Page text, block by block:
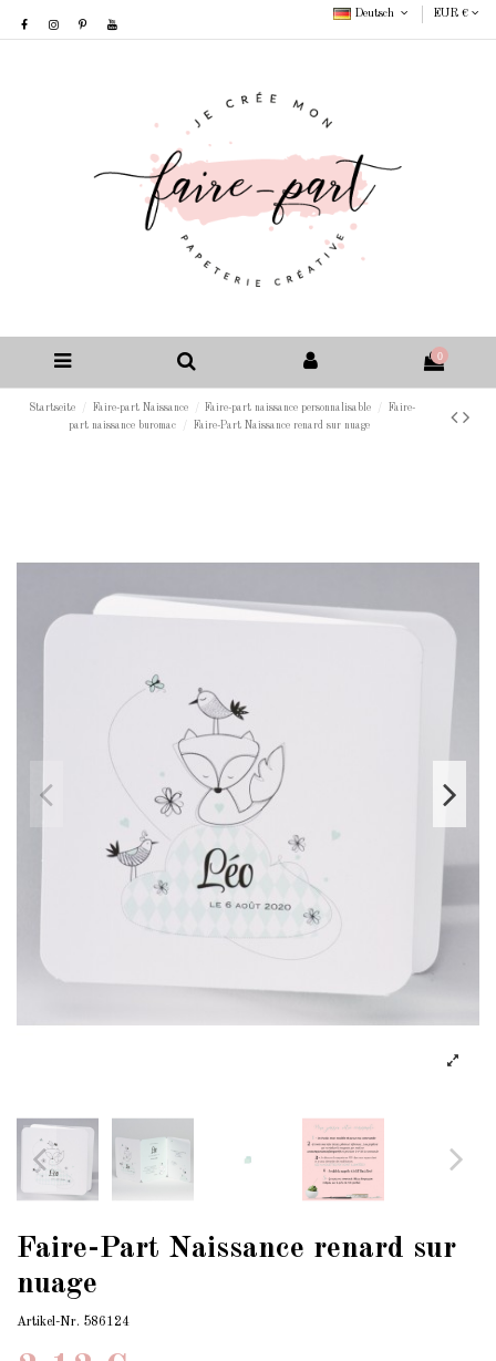
Deutsch EUR €
0
Startseite Faire-part Naissance Faire-part naissance personnalisable
Faire-
part naissance buromac
Faire-Part Naissance renard sur nuage
Faire-Part Naissance renard sur
nuage
Artikel-Nr. 586124